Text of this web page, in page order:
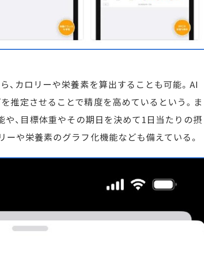
カロリーや栄養素を算出することも可能。AI
推定させることで精度を高めているという。ま
や、目標体重やその期日を決めて1日当たりの摂
ーや栄養素のグラフ化機能なども備えている。